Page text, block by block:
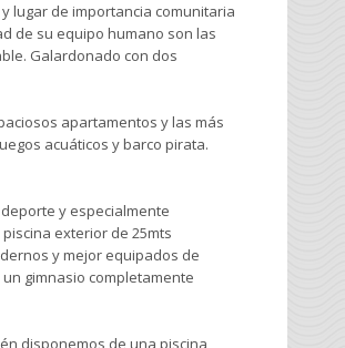
lugar de importancia comunitaria
de su equipo humano son las
Galardonado con dos
apartamentos y las más
acuáticos y barco pirata.
y especialmente
exterior de 25mts
y mejor equipados de
gimnasio completamente
disponemos de una piscina